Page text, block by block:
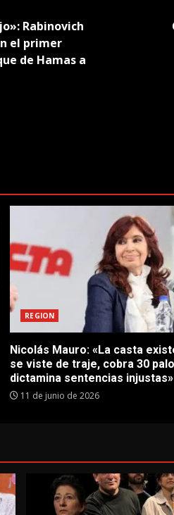
Rabinovich
el primer
de Hamas a
REGION
Nicolás Mauro: «La casta
se viste de traje, cobra 30
dictamina sentencias injustas»
11 de junio de 2026